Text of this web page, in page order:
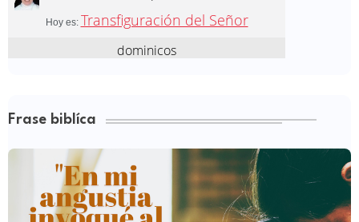
Frase biblíca